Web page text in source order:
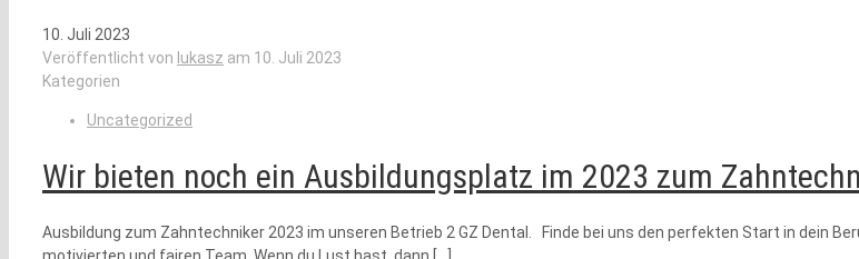
10. Juli 2023
Veröffentlicht von lukasz am 10. Juli 2023
Kategorien
Uncategorized
Wir bieten noch ein Ausbildungsplatz im 2023 zum
Ausbildung zum Zahntechniker 2023 im unseren Betrieb 2 GZ Dental. Finde bei uns den perfekten Start in dein